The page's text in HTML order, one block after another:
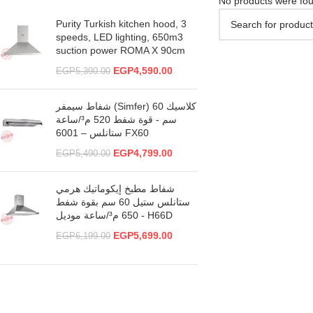
Purity Turkish kitchen hood, 3
speeds, LED lighting, 650m3
suction power ROMA X 90cm
EGP5,390.00 EGP4,590.00
شفاط سيمفر (Simfer) كلاسيك 60
سم - قوة شفط 520 م³/ساعة
ستانلس – 6001 FX60
EGP5,490.00 EGP4,799.00
شفاط مطبخ إيكوماتيك هرمي
ستانلس ستيل 60 سم بقوة شفط
650 م³/ساعة موديل - H66D
EGP6,199.00 EGP5,699.00